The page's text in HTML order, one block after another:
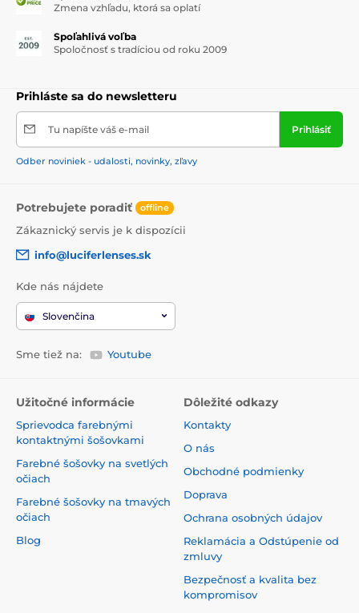
Zmena vzhľadu, ktorá sa oplatí
Spoľahlivá voľba
Spoločnosť s tradíciou od roku 2009
Prihláste sa do newsletteru
Tu napíšte váš e-mail Prihlásiť
Odber noviniek - udalosti, novinky, zľavy
Potrebujete poradiť offline
Zákaznický servis je k dispozícii
info@luciferlenses.sk
Kde nás nájdete
Slovenčina
Sme tiež na: Youtube
Užitočné informácie
Sprievodca farebnými
kontaktnými šošovkami
Farebné šošovky na svetlých
očiach
Farebné šošovky na tmavých
očiach
Blog
Dôležité odkazy
Kontakty
O nás
Obchodné podmienky
Doprava
Ochrana osobných údajov
Reklamácia a Odstúpenie od
zmluvy
Bezpečnosť a kvalita bez
kompromisov